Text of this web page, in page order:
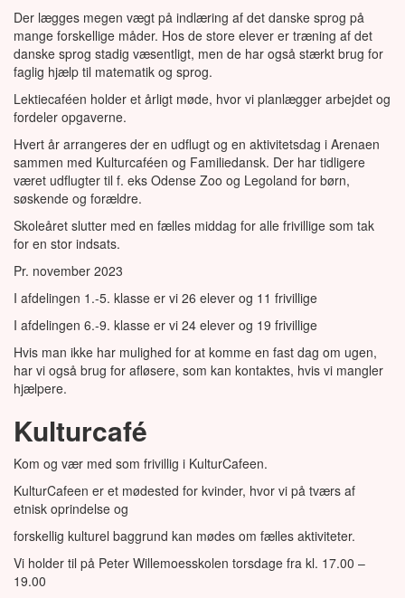
Ferielejr og julehjælp
Der lægges megen vægt på indlæring af det danske sprog på
mange forskellige måder. Hos de store elever er træning af det
danske sprog stadig væsentligt, men de har også stærkt brug for
faglig hjælp til matematik og sprog.
Lektiecaféen holder et årligt møde, hvor vi planlægger arbejdet og
fordeler opgaverne.
Hvert år arrangeres der en udflugt og en aktivitetsdag i Arenaen
sammen med Kulturcaféen og Familiedansk. Der har tidligere
været udflugter til f. eks Odense Zoo og Legoland for børn,
søskende og forældre.
Skoleåret slutter med en fælles middag for alle frivillige som tak
for en stor indsats.
Pr. november 2023
I afdelingen 1.-5. klasse er vi 26 elever og 11 frivillige
I afdelingen 6.-9. klasse er vi 24 elever og 19 frivillige
Hvis man ikke har mulighed for at komme en fast dag om ugen,
har vi også brug for afløsere, som kan kontaktes, hvis vi mangler
hjælpere.
Kulturcafé
Kom og vær med som frivillig i KulturCafeen.
KulturCafeen er et mødested for kvinder, hvor vi på tværs af
etnisk oprindelse og
forskellig kulturel baggrund kan mødes om fælles aktiviteter.
Vi holder til på Peter Willemoesskolen torsdage fra kl. 17.00 –
19.00